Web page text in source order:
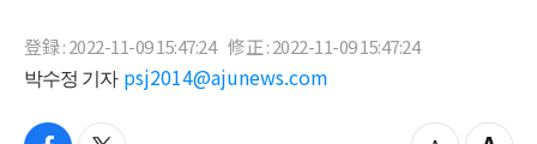
登録 : 2022-11-09 15:47:24 修正 : 2022-11-09 15:47:24
박수정 기자 psj2014@ajunews.com